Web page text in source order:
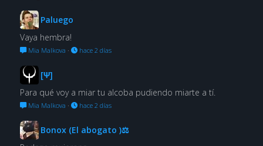
Paluego
Vaya hembra!
Mia Malkova · hace 2 días
[Ψ]
Para qué voy a miar tu alcoba pudiendo miarte a tí.
Mia Malkova · hace 2 días
Bonox (El abogato )⚖